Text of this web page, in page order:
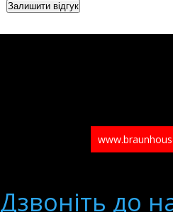
Дзвонiть до